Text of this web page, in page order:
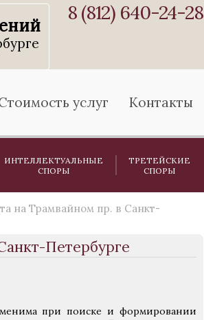
8 (812) 640-24-28
услуг Контакты
ИНТЕЛЛЕКТУАЛЬНЫЕ
СПОРЫ
ТРЕТЕЙСКИЕ
СПОРЫ
на Трамвайном пр. в Санкт-
Петербурге
при поиске и формировании